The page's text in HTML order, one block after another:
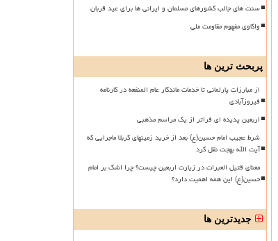
سنت های جالب کشورهای مسلمان و ایرانی ها برای عید قربان
واکاوی مفهوم مقاومت ملی
پربحث ترین ها
از مبارزات پارلمانی تا خدمات ماندگار عام المنفعه در کارنامه
فیروزآبادی
اربعین پدیده ای فراتر از یک مراسم مذهبی
شرط عجیب امام حسین(ع) بعد از خرید زمینهای کربلا ماجرایی که
آیت الله بهجت نقل کرد
معنای قتیل العبرات در زیارت اربعین چیست؟ چرا اشک بر امام
حسین(ع) این همه اهمیت دارد؟
جدیدترین ها